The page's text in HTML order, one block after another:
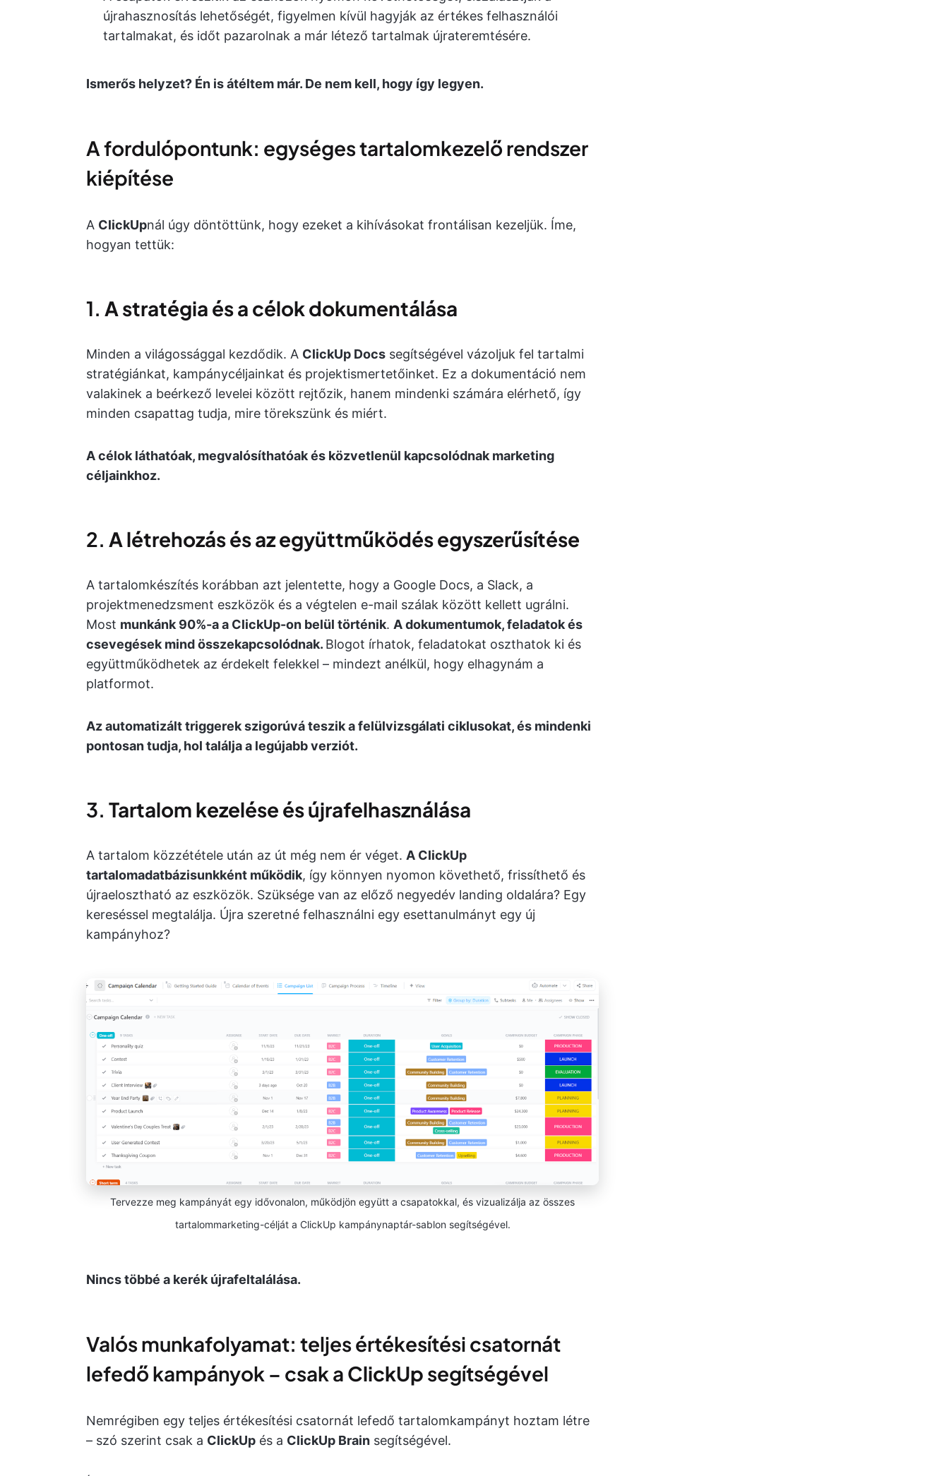
újrahasznosítás lehetőségét, figyelmen kívül hagyják az értékes felhasználói
tartalmakat, és időt pazarolnak a már létező tartalmak újrateremtésére.
Ismerős helyzet? Én is átéltem már. De nem kell, hogy így legyen.
A fordulópontunk: egységes tartalomkezelő rendszer
kiépítése
A ClickUpnál úgy döntöttünk, hogy ezeket a kihívásokat frontálisan kezeljük. Íme,
hogyan tettük:
1. A stratégia és a célok dokumentálása
Minden a világossággal kezdődik. A ClickUp Docs segítségével vázoljuk fel tartalmi
stratégiánkat, kampánycéljainkat és projektismertetőinket. Ez a dokumentáció nem
valakinek a beérkező levelei között rejtőzik, hanem mindenki számára elérhető, így
minden csapattag tudja, mire törekszünk és miért.
A célok láthatóak, megvalósíthatóak és közvetlenül kapcsolódnak marketing
céljainkhoz.
2. A létrehozás és az együttműködés egyszerűsítése
A tartalomkészítés korábban azt jelentette, hogy a Google Docs, a Slack, a
projektmenedzsment eszközök és a végtelen e-mail szálak között kellett ugrálni.
Most munkánk 90%-a a ClickUp-on belül történik. A dokumentumok, feladatok és
csevegések mind összekapcsolódnak. Blogot írhatok, feladatokat oszthatok ki és
együttműködhetek az érdekelt felekkel – mindezt anélkül, hogy elhagynám a
platformot.
Az automatizált triggerek szigorúvá teszik a felülvizsgálati ciklusokat, és mindenki
pontosan tudja, hol találja a legújabb verziót.
3. Tartalom kezelése és újrafelhasználása
A tartalom közzététele után az út még nem ér véget. A ClickUp
tartalomadatbázisunkként működik, így könnyen nyomon követhető, frissíthető és
újraelosztható az eszközök. Szüksége van az előző negyedév landing oldalára? Egy
kereséssel megtalálja. Újra szeretné felhasználni egy esettanulmányt egy új
kampányhoz?
Tervezze meg kampányát egy idővonalon, működjön együtt a csapatokkal, és vizualizálja az összes
tartalommarketing-célját a ClickUp kampánynaptár-sablon segítségével.
Nincs többé a kerék újrafeltalálása.
Valós munkafolyamat: teljes értékesítési csatornát
lefedő kampányok – csak a ClickUp segítségével
Nemrégiben egy teljes értékesítési csatornát lefedő tartalomkampányt hoztam létre
– szó szerint csak a ClickUp és a ClickUp Brain segítségével.